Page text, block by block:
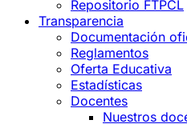
Repositorio FTPCL
Transparencia
Documentación
Reglamentos
Oferta Educativa
Estadísticas
Docentes
Nuestros